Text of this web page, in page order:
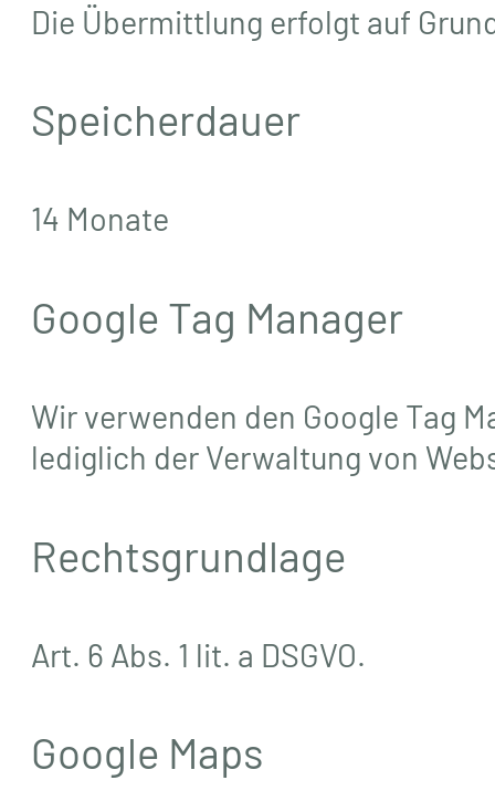
Die Übermittlung erfolgt auf
Speicherdauer
14 Monate
Google Tag Manager
Wir verwenden den Google Tag
lediglich der Verwaltung von
Rechtsgrundlage
Art. 6 Abs. 1 lit. a DSGVO.
Google Maps